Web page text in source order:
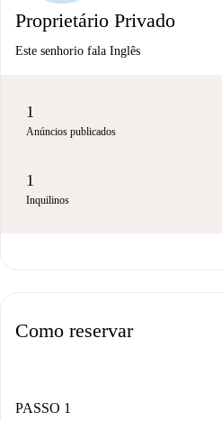
Proprietário Privado
Este senhorio fala Inglês
1
Anúncios publicados
1
Inquilinos
Como reservar
PASSO 1